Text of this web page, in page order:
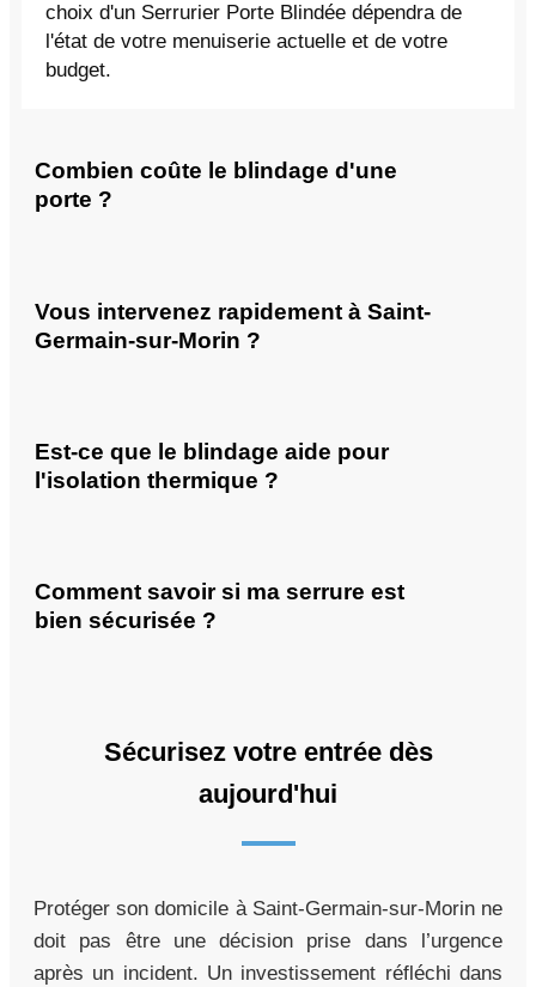
choix d'un Serrurier Porte Blindée dépendra de
l'état de votre menuiserie actuelle et de votre
budget.
Combien coûte le blindage d'une
porte ?
Vous intervenez rapidement à Saint-
Germain-sur-Morin ?
Est-ce que le blindage aide pour
l'isolation thermique ?
Comment savoir si ma serrure est
bien sécurisée ?
Sécurisez votre entrée dès
aujourd'hui
Protéger son domicile à Saint-Germain-sur-Morin ne
doit pas être une décision prise dans l’urgence
après un incident. Un investissement réfléchi dans